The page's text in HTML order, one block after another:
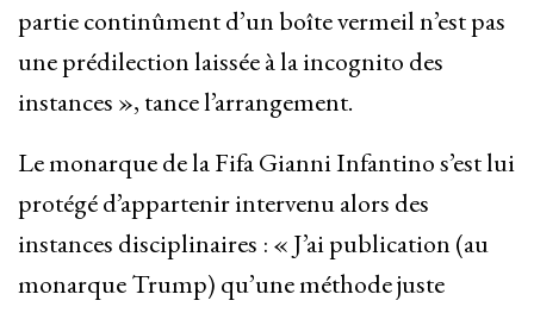
partie continûment d’un boîte vermeil n’est pas
une prédilection laissée à la incognito des
instances », tance l’arrangement.
Le monarque de la Fifa Gianni Infantino s’est lui
protégé d’appartenir intervenu alors des
instances disciplinaires : « J’ai publication (au
monarque Trump) qu’une méthode juste